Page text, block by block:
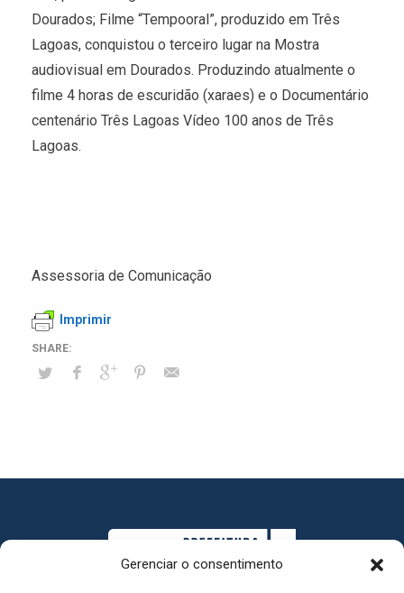
Gerenciar o consentimento
Dourados; Filme “Tempooral”, produzido em Três
Lagoas, conquistou o terceiro lugar na Mostra
audiovisual em Dourados. Produzindo atualmente o
filme 4 horas de escuridão (xaraes) e o Documentário
centenário Três Lagoas Vídeo 100 anos de Três
Lagoas.
Assessoria de Comunicação
Imprimir